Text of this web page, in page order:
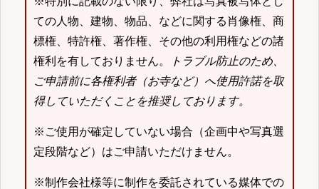
ての人物、建物、物品、などに関する肖像権、商
標権、特許権、著作権、その他の利用権などの諸
権利を有しておりません。
トラブル防止のため、
ご申請前に各権利者（お寺など）へ使用許諾を取
得していただくことを推奨しております。
※ご使用が確定していない場合（企画中や写真選
定段階など）はご申請いただけません。
※制作会社様等に制作を委託されている媒体での